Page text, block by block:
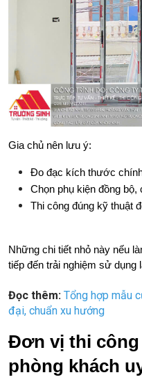
Gia chủ nên lưu ý:
Đo đạc kích thước
Chọn phụ kiện đồng bộ,
Thi công đúng kỹ thuật
Những chi tiết nhỏ này nếu
tiếp đến trải nghiệm sử dụng
Đọc thêm: Tổng hợp mẫu
đại, chuẩn xu hướng
Đơn vị thi
phòng khách